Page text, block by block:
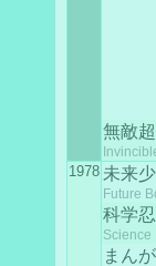
無敵
1978 未来
Future
科学
Science
まん